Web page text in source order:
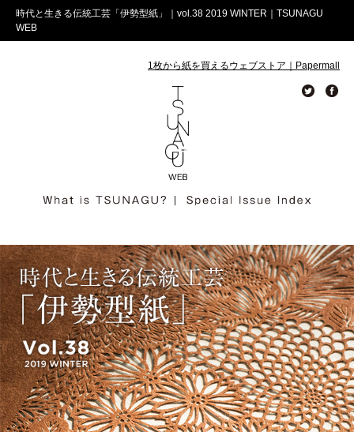
時代と生きる伝統工芸「伊勢型紙」｜vol.38 2019 WINTER｜TSUNAGU
WEB
1枚から紙を買えるウェブストア｜Papermall